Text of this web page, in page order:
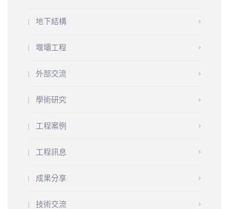
地下結構
堰壩工程
外部交流
學術研究
工程案例
工程訊息
成果分享
技術交流